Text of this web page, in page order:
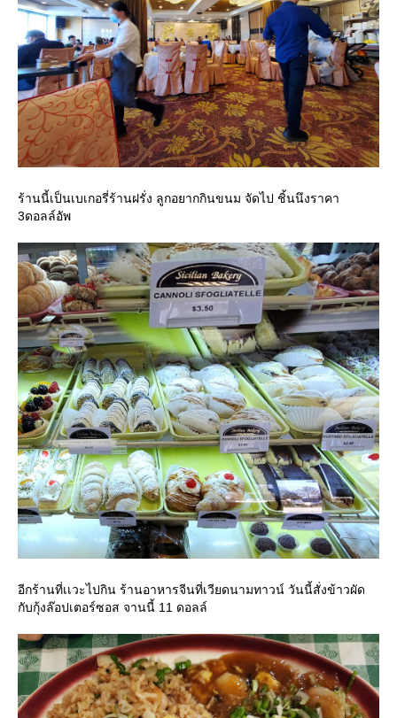
ร้านนี้เป็นเบเกอรี่ร้านฝรั่ง ลูกอยากกินขนม จัดไป ชิ้นนึงราคา
3ดอลล์อัพ
อีกร้านที่เเวะไปกิน ร้านอาหารจีนที่เวียดนามทาวน์ วันนี้สั่งข้าวผัด
กับกุ้งล๊อปเตอร์ซอส จานนี้ 11 ดอลล์